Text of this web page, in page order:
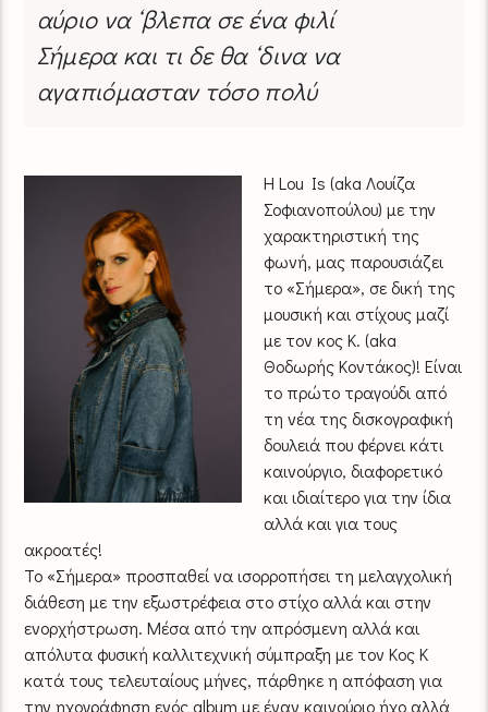
αύριο να ‘βλεπα σε ένα φιλί
Σήμερα και τι δε θα ‘δινα να
αγαπιόμασταν τόσο πολύ
Η Lou Is (aka Λουίζα
Σοφιανοπούλου) με την
χαρακτηριστική της
φωνή, μας παρουσιάζει
το «Σήμερα», σε δική της
μουσική και στίχους μαζί
με τον κος Κ. (aka
Θοδωρής Κοντάκος)! Είναι
το πρώτο τραγούδι από
τη νέα της δισκογραφική
δουλειά που φέρνει κάτι
καινούργιο, διαφορετικό
και ιδιαίτερο για την ίδια
αλλά και για τους
ακροατές!
Το «Σήμερα» προσπαθεί να ισορροπήσει τη μελαγχολική
διάθεση με την εξωστρέφεια στο στίχο αλλά και στην
ενορχήστρωση. Μέσα από την απρόσμενη αλλά και
απόλυτα φυσική καλλιτεχνική σύμπραξη με τον Κος Κ
κατά τους τελευταίους μήνες, πάρθηκε η απόφαση για
την ηχογράφηση ενός album με έναν καινούριο ήχο αλλά